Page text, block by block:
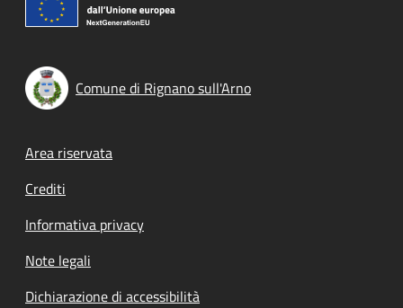
Comune di Rignano sull'Arno
Footer menu
Area riservata
Crediti
Informativa privacy
Note legali
Dichiarazione di accessibilità